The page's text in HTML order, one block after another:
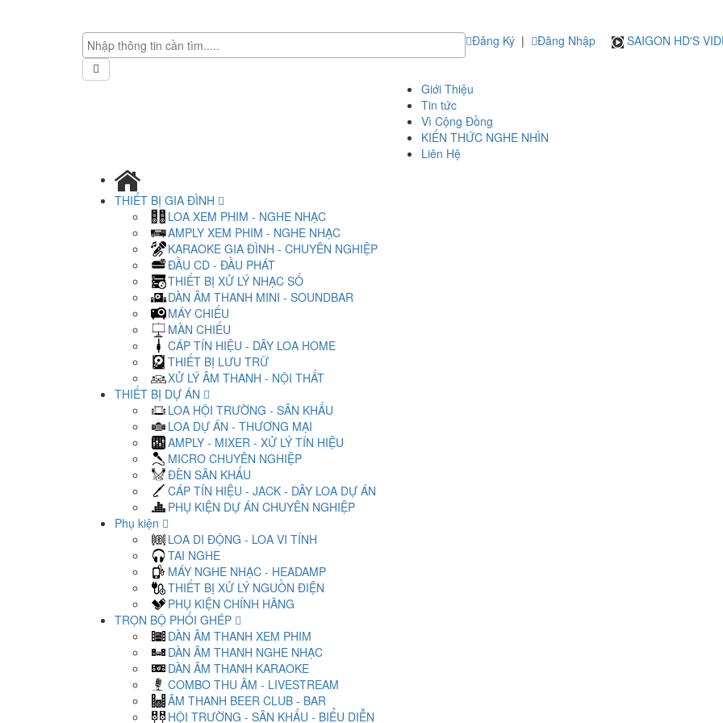
Đăng Ký | Đăng Nhập SAIGON HD'S
Giới Thiệu
Tin tức
Vì Cộng Đồng
KIẾN THỨC NGHE NHÌN
Liên Hệ
THIẾT BỊ GIA ĐÌNH
LOA XEM PHIM - NGHE NHẠC
AMPLY XEM PHIM - NGHE NHẠC
KARAOKE GIA ĐÌNH - CHUYÊN NGHIỆP
ĐẦU CD - ĐẦU PHÁT
THIẾT BỊ XỬ LÝ NHẠC SỐ
DÀN ÂM THANH MINI - SOUNDBAR
MÁY CHIẾU
MÀN CHIẾU
CÁP TÍN HIỆU - DÂY LOA HOME
THIẾT BỊ LƯU TRỮ
XỬ LÝ ÂM THANH - NỘI THẤT
THIẾT BỊ DỰ ÁN
LOA HỘI TRƯỜNG - SÂN KHẤU
LOA DỰ ÁN - THƯƠNG MẠI
AMPLY - MIXER - XỬ LÝ TÍN HIỆU
MICRO CHUYÊN NGHIỆP
ĐÈN SÂN KHẤU
CÁP TÍN HIỆU - JACK - DÂY LOA DỰ ÁN
PHỤ KIỆN DỰ ÁN CHUYÊN NGHIỆP
Phụ kiện
LOA DI ĐỘNG - LOA VI TÍNH
TAI NGHE
MÁY NGHE NHẠC - HEADAMP
THIẾT BỊ XỬ LÝ NGUỒN ĐIỆN
PHỤ KIỆN CHÍNH HÃNG
TRỌN BỘ PHỐI GHÉP
DÀN ÂM THANH XEM PHIM
DÀN ÂM THANH NGHE NHẠC
DÀN ÂM THANH KARAOKE
COMBO THU ÂM - LIVESTREAM
ÂM THANH BEER CLUB - BAR
HỘI TRƯỜNG - SÂN KHẤU - BIỂU DIỄN